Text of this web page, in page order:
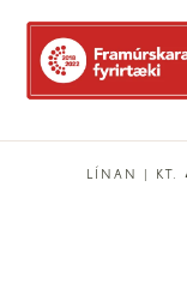
LÍNAN | KT.